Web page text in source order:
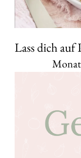
Lass dich auf